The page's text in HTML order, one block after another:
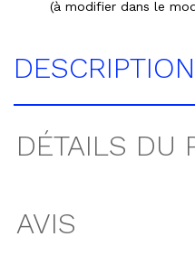
(à modifier dans le
DESCRIPTION
DÉTAILS DU
AVIS